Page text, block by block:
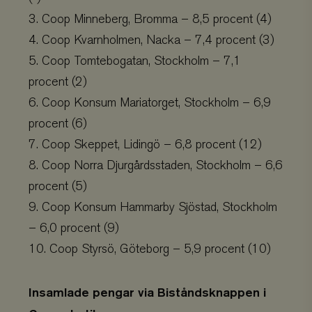
3. Coop Minneberg, Bromma – 8,5 procent (4)
4. Coop Kvarnholmen, Nacka – 7,4 procent (3)
5. Coop Tomtebogatan, Stockholm – 7,1
procent (2)
6. Coop Konsum Mariatorget, Stockholm – 6,9
procent (6)
7. Coop Skeppet, Lidingö – 6,8 procent (12)
8. Coop Norra Djurgårdsstaden, Stockholm – 6,6
procent (5)
9. Coop Konsum Hammarby Sjöstad, Stockholm
– 6,0 procent (9)
10. Coop Styrsö, Göteborg – 5,9 procent (10)
Insamlade pengar via Biståndsknappen i
Namn
Provider/
Domän
.viskogen.se
checkout
climate_compensation
climate_compensation_personal .viskogen.se
Google Privacy